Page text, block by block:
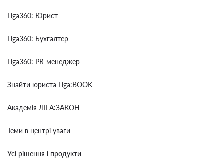
Liga360: Юрист
Liga360: Бухгалтер
Liga360: PR-менеджер
Знайти юриста Liga:BOOK
Академія ЛІГА:ЗАКОН
Теми в центрі уваги
Усі рішення і продукти